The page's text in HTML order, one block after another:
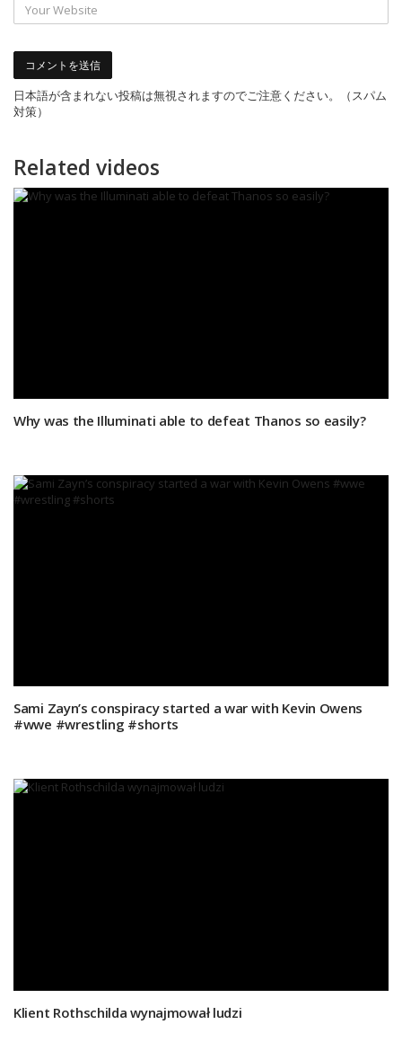
日本語が含まれない投稿は無視されますのでご注意ください。（スパム
対策）
Related videos
Why was the Illuminati able to defeat Thanos so easily?
Sami Zayn’s conspiracy started a war with Kevin Owens
#wwe #wrestling #shorts
Klient Rothschilda wynajmował ludzi